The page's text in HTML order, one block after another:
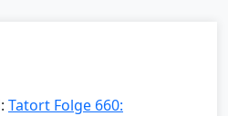
Tatort Folge 660: